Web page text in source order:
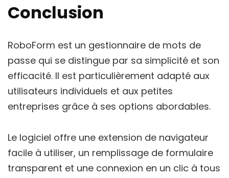
Conclusion
RoboForm est un gestionnaire de mots de
passe qui se distingue par sa simplicité et son
efficacité. Il est particulièrement adapté aux
utilisateurs individuels et aux petites
entreprises grâce à ses options abordables.
Le logiciel offre une extension de navigateur
facile à utiliser, un remplissage de formulaire
transparent et une connexion en un clic à tous